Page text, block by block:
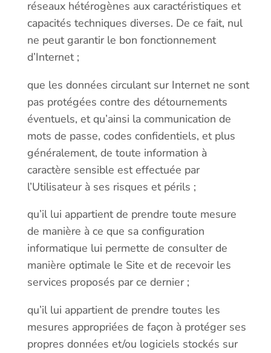
réseaux hétérogènes aux caractéristiques et
capacités techniques diverses. De ce fait, nul
ne peut garantir le bon fonctionnement
d’Internet ;
que les données circulant sur Internet ne sont
pas protégées contre des détournements
éventuels, et qu’ainsi la communication de
mots de passe, codes confidentiels, et plus
généralement, de toute information à
caractère sensible est effectuée par
l’Utilisateur à ses risques et périls ;
qu’il lui appartient de prendre toute mesure
de manière à ce que sa configuration
informatique lui permette de consulter de
manière optimale le Site et de recevoir les
services proposés par ce dernier ;
qu’il lui appartient de prendre toutes les
mesures appropriées de façon à protéger ses
propres données et/ou logiciels stockés sur